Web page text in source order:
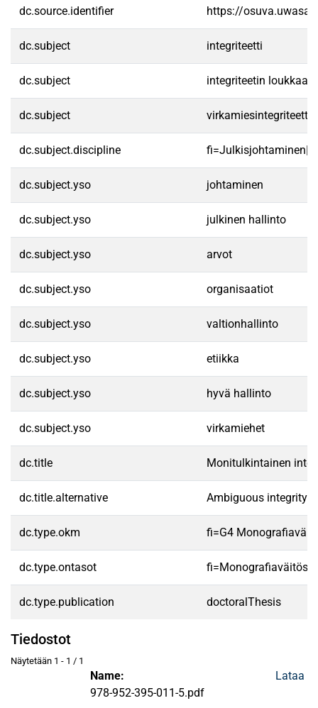
dc.source.identifier https://
dc.subject integriteetti
dc.subject integriteetin
dc.subject virkamiesintegriteetti
dc.subject.discipline
dc.subject.yso johtaminen
dc.subject.yso julkinen hallinto
dc.subject.yso arvot
dc.subject.yso organisaatiot
dc.subject.yso valtionhallinto
dc.subject.yso etiikka
dc.subject.yso hyvä hallinto
dc.subject.yso virkamiehet
dc.title Monitulkintainen
dc.title.alternative Ambiguous integrity :
dc.type.okm fi=G4
dc.type.ontasot
dc.type.publication doctoralThesis
Tiedostot
Näytetään 1 - 1 / 1
Name:
978-952-395-011-5.pdf
Lataa